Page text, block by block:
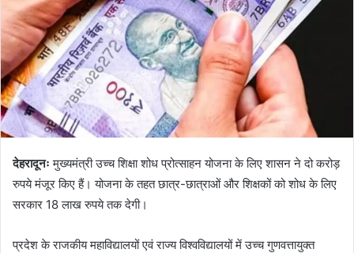
m
a
i
देहरादूनः मुख्यमंत्री उच्च शिक्षा शोध प्रोत्साहन योजना के लिए शासन ने दो करोड़
रुपये मंजूर किए हैं। योजना के तहत छात्र-छात्राओं और शिक्षकों को शोध के लिए
सरकार 18 लाख रुपये तक देगी।
प्रदेश के राजकीय महाविद्यालयों एवं राज्य विश्वविद्यालयों में उच्च गुणवत्तायुक्त